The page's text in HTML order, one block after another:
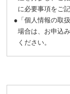
に必要事項をご
● 「個人情報の取
場合は、お申込
ください。